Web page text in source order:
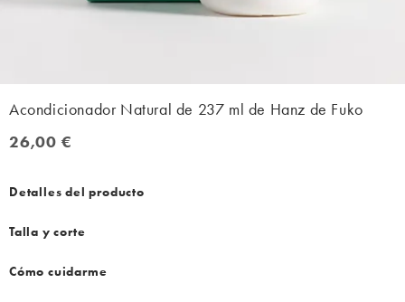
Acondicionador Natural de 237 ml de Hanz de Fuko
26,00 €
26,00 €
Detalles del producto
Talla y corte
Cómo cuidarme